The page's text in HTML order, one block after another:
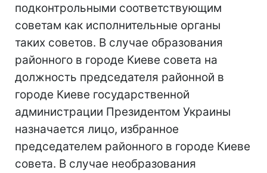
подконтрольными соответствующим
советам как исполнительные органы
таких советов. В случае образования
районного в городе Киеве совета на
должность председателя районной в
городе Киеве государственной
администрации Президентом Украины
назначается лицо, избранное
председателем районного в городе Киеве
совета. В случае необразования